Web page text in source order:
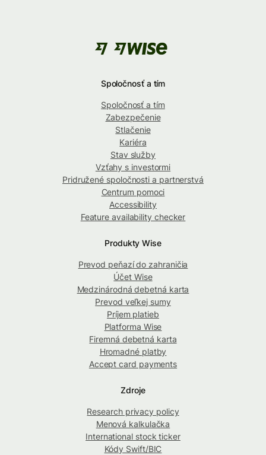
Spoločnosť a tím
Spoločnosť a tím
Zabezpečenie
Stlačenie
Kariéra
Stav služby
Vzťahy s investormi
Pridružené spoločnosti a partnerstvá
Centrum pomoci
Accessibility
Feature availability checker
Produkty Wise
Prevod peňazí do zahraničia
Účet Wise
Medzinárodná debetná karta
Prevod veľkej sumy
Príjem platieb
Platforma Wise
Firemná debetná karta
Hromadné platby
Accept card payments
Zdroje
Research privacy policy
Menová kalkulačka
International stock ticker
Kódy Swift/BIC